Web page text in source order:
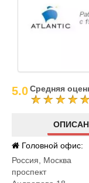
5.0Средняя
Головной офис:
Россия
Москва
проспект